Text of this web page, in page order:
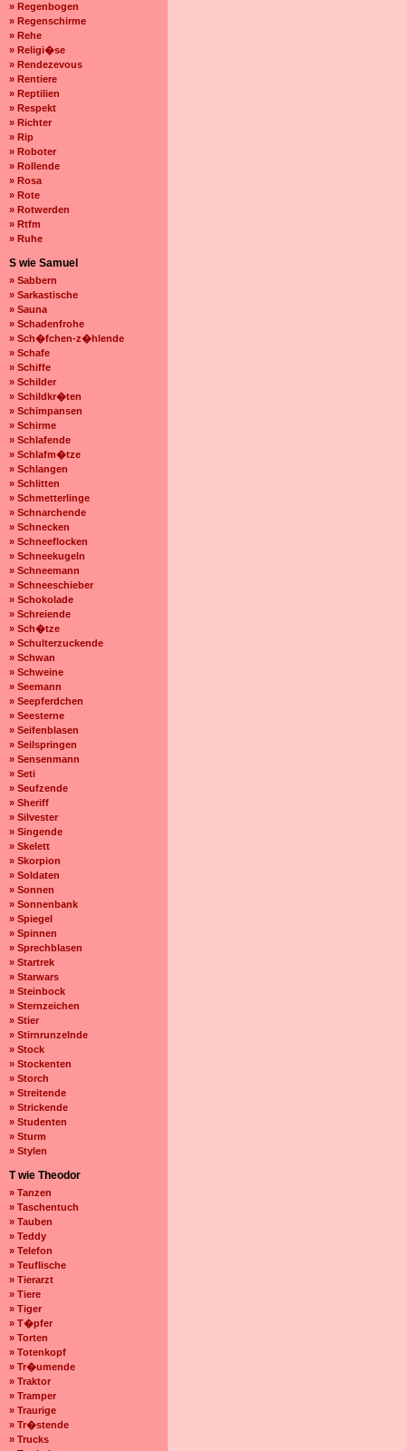
» Regenbogen
» Regenschirme
» Rehe
» Religi�se
» Rendezevous
» Rentiere
» Reptilien
» Respekt
» Richter
» Rip
» Roboter
» Rollende
» Rosa
» Rote
» Rotwerden
» Rtfm
» Ruhe
S wie Samuel
» Sabbern
» Sarkastische
» Sauna
» Schadenfrohe
» Sch�fchen-z�hlende
» Schafe
» Schiffe
» Schilder
» Schildkr�ten
» Schimpansen
» Schirme
» Schlafende
» Schlafm�tze
» Schlangen
» Schlitten
» Schmetterlinge
» Schnarchende
» Schnecken
» Schneeflocken
» Schneekugeln
» Schneemann
» Schneeschieber
» Schokolade
» Schreiende
» Sch�tze
» Schulterzuckende
» Schwan
» Schweine
» Seemann
» Seepferdchen
» Seesterne
» Seifenblasen
» Seilspringen
» Sensenmann
» Seti
» Seufzende
» Sheriff
» Silvester
» Singende
» Skelett
» Skorpion
» Soldaten
» Sonnen
» Sonnenbank
» Spiegel
» Spinnen
» Sprechblasen
» Startrek
» Starwars
» Steinbock
» Sternzeichen
» Stier
» Stirnrunzelnde
» Stock
» Stockenten
» Storch
» Streitende
» Strickende
» Studenten
» Sturm
» Stylen
T wie Theodor
» Tanzen
» Taschentuch
» Tauben
» Teddy
» Telefon
» Teuflische
» Tierarzt
» Tiere
» Tiger
» T�pfer
» Torten
» Totenkopf
» Tr�umende
» Traktor
» Tramper
» Traurige
» Tr�stende
» Trucks